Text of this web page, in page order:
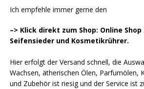
Ich empfehle immer gerne den
–> Klick direkt zum Shop: Online
Seifensieder und Kosmetikrührer.
Hier erfolgt der Versand schnell, die
Wachsen, ätherischen Ölen, Parfumölen,
und Zubehör ist riesig und der Service ist